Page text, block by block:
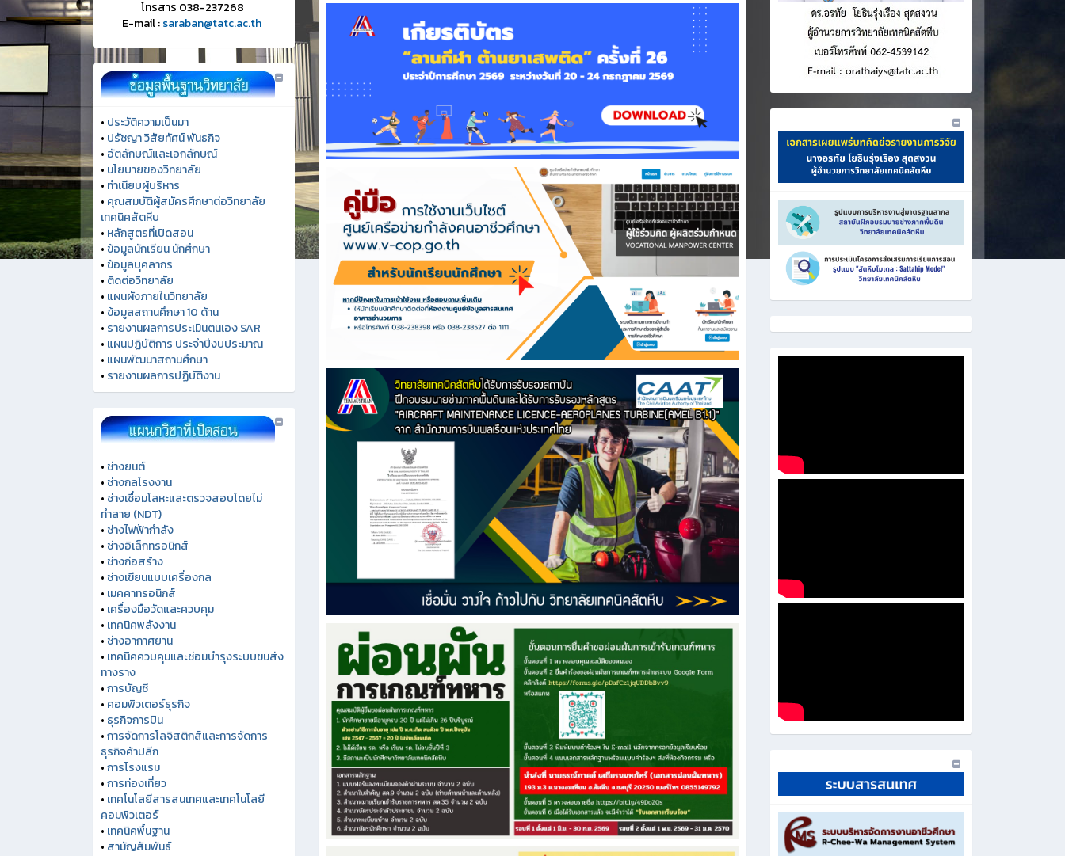
โทรสาร 038-237268
E-mail :saraban@tatc.ac.th
• ประวัติความเป็นมา
• ปรัชญา วิสัยทัศน์ พันธกิจ
• อัตลักษณ์และเอกลักษณ์
• นโยบายของวิทยาลัย
• ทำเนียบผู้บริหาร
• คุณสมบัติผู้สมัครศึกษาต่อวิทยาลัย
เทคนิคสัตหีบ
• หลักสูตรที่เปิดสอน
• ข้อมูลนักเรียน นักศึกษา
• ข้อมูลบุคลากร
• ติดต่อวิทยาลัย
• แผนผังภายในวิทยาลัย
• ข้อมูลสถานศึกษา 10 ด้าน
• รายงานผลการประเมินตนเอง SAR
• แผนปฏิบัติการ ประจำปีงบประมาณ
• แผนพัฒนาสถานศึกษา
• รายงานผลการปฏิบัติงาน
• ช่างยนต์
• ช่างกลโรงงาน
• ช่างเชื่อมโลหะและตรวจสอบโดยไม่
ทำลาย (NDT)
• ช่างไฟฟ้ากำลัง
• ช่างอิเล็กทรอนิกส์
• ช่างก่อสร้าง
• ช่างเขียนแบบเครื่องกล
• เมคคาทรอนิกส์
• เครื่องมือวัดและควบคุม
• เทคนิคพลังงาน
• ช่างอากาศยาน
• เทคนิคควบคุมและซ่อมบำรุงระบบขนส่ง
ทางราง
•การบัญชี
• คอมพิวเตอร์ธุรกิจ
• ธุรกิจการบิน
•การจัดการโลจิสติกส์และการจัดการ
ธุรกิจค้าปลีก
•การโรงแรม
•การท่องเที่ยว
• เทคโนโลยีสารสนเทศและเทคโนโลยี
คอมพิวเตอร์
• เทคนิคพื้นฐาน
• สามัญสัมพันธ์